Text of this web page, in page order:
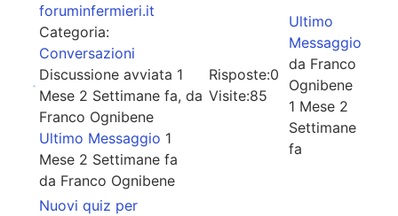
foruminfermieri.it
Categoria:
Conversazioni
Discussione avviata 1
Mese 2 Settimane fa, da
Franco Ognibene
Ultimo Messaggio 1
Mese 2 Settimane fa
da Franco Ognibene
Risposte:0
Visite:85
Ultimo
Messaggio
da Franco
Ognibene
1 Mese 2
Settimane
fa
Nuovi quiz per